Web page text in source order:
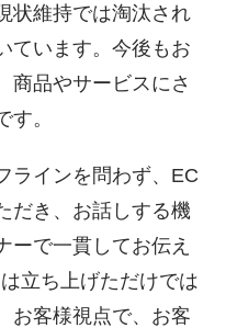
状維持では淘汰され
ています。今後もお
商品やサービスにさ
。
ラインを問わず、EC
だき、お話しする機
ーで一貫してお伝え
立ち上げただけでは
お客様視点で、お客